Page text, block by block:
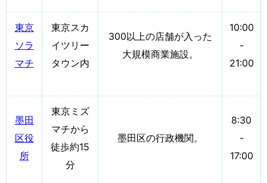
東京
ソラ
マチ
東京スカ
イツリー
タウン内
300以上の店舗が入った
大規模商業施設。
10:00
-
21:00
墨田
区役
所
東京ミズ
マチから
徒歩約15
分
墨田区の行政機関。
8:30
-
17:00